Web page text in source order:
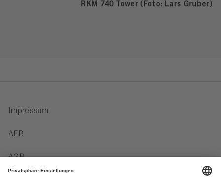
RKM 740 Tower (Foto: Lars Gruber)
Impressum
AEB
AGB